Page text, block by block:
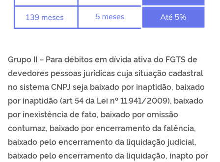
Grupo II – Para débitos em dívida ativa do FGTS de
devedores pessoas jurídicas cuja situação cadastral
no sistema CNPJ seja baixado por inaptidão, baixado
por inaptidão (art 54 da Lei nº 11.941/2009), baixado
por inexistência de fato, baixado por omissão
contumaz, baixado por encerramento da falência,
baixado pelo encerramento da liquidação judicial,
baixado pelo encerramento da liquidação, inapto por